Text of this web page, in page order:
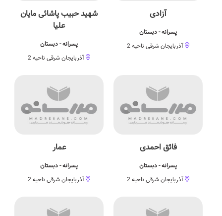
آزادی
پسرانه - دبستان
آذربایجان شرقی ناحیه 2
شهید حبیب پاشائی مایان
علیا
پسرانه - دبستان
آذربایجان شرقی ناحیه 2
فائق احمدی
پسرانه - دبستان
آذربایجان شرقی ناحیه 2
عمار
پسرانه - دبستان
آذربایجان شرقی ناحیه 2